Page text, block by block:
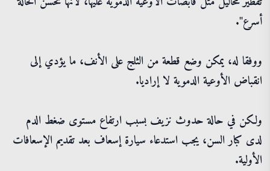
أسرع".
ووفقا له، يمكن وضع قطعة من الثلج على الأنف، ما يؤدي إلى
انقباض الأوعية الدموية لا إراديا.
ولكن في حالة حدوث نزيف بسبب ارتفاع مستوى ضغط الدم
لدى كبار السن، يجب استدعاء سيارة إسعاف بعد تقديم الإسعافات
الأولية.